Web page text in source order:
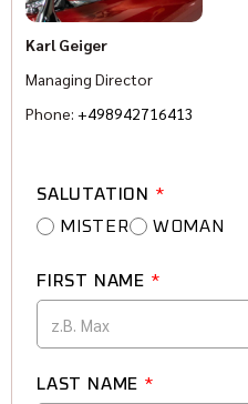
Karl Geiger
Managing Director
Phone: +498942716413
SALUTATION *
MISTER
WOMAN
FIRST NAME *
LAST NAME *